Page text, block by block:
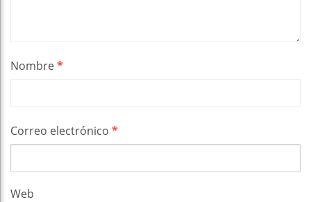
Nombre*
Correo electrónico *
Web